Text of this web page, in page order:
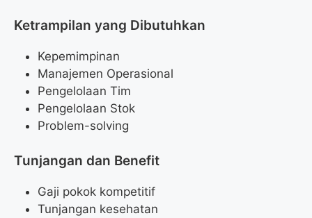
Ketrampilan yang Dibutuhkan
Kepemimpinan
Manajemen Operasional
Pengelolaan Tim
Pengelolaan Stok
Problem-solving
Tunjangan dan Benefit
Gaji pokok kompetitif
Tunjangan kesehatan